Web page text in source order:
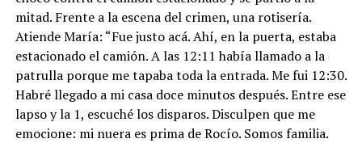
mitad. Frente a la escena del crimen, una rotisería.
Atiende María: “Fue justo acá. Ahí, en la puerta, estaba
estacionado el camión. A las 12:11 había llamado a la
patrulla porque me tapaba toda la entrada. Me fui 12:30.
Habré llegado a mi casa doce minutos después. Entre ese
lapso y la 1, escuché los disparos. Disculpen que me
emocione: mi nuera es prima de Rocío. Somos familia.